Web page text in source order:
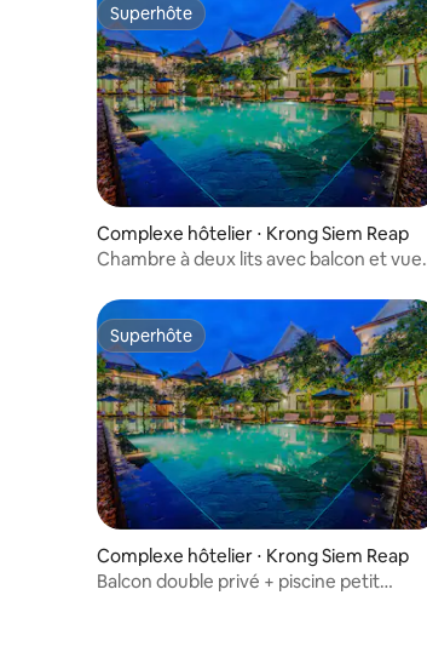
Superhôte
Superhôte
Complexe hôtelier ⋅ Krong Siem Reap
Chambre à deux lits avec balcon et vue
Superhôte
Superhôte
Complexe hôtelier ⋅ Krong Siem Reap
Balcon double privé + piscine petit